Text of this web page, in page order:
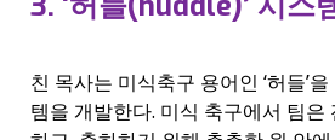
친 목사는 미식축구 용어인 ‘허들’
템을 개발한다. 미식 축구에서 팀은